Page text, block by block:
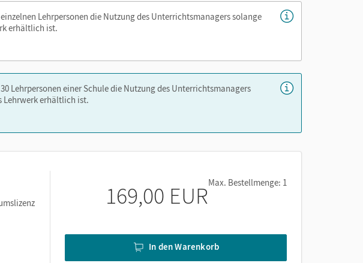
(Beta)
Lehrpersonen die Nutzung des Unterrichtsmanagers solange
erhältlich ist.
Lehrpersonen einer Schule die Nutzung des Unterrichtsmanagers
Lehrwerk erhältlich ist.
169,00 EURMax. Bestellmenge: 1
In den Warenkorb